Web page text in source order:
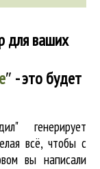
для ваших
″ - это будет
генерирует
всё, чтобы с
вы написали